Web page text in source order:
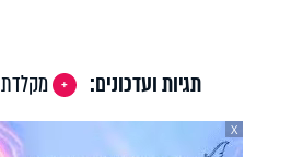
תגיות ועדכונים: מקלדת
X